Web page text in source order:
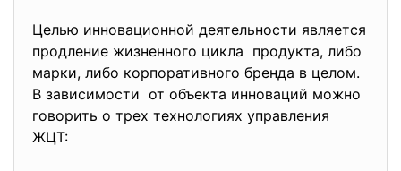
Целью инновационной деятельности является
продление жизненного цикла продукта, либо
марки, либо корпоративного бренда в целом.
В зависимости от объекта инноваций можно
говорить о трех технологиях управления
ЖЦТ: